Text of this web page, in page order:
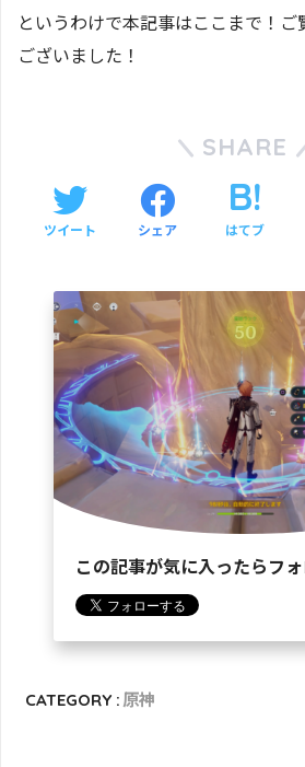
というわけで本記事はここまで！
ございました！
SHARE
ツイート シェア はてブ
この記事が気に入ったらフ
CATEGORY : 原神